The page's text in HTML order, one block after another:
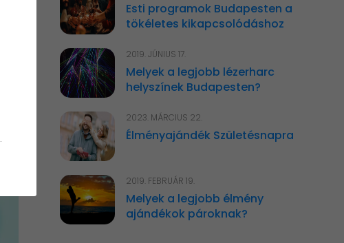
Esti programok Budapesten a
tökéletes kikapcsolódáshoz
2019. JÚNIUS 17.
Melyek a legjobb lézerharc
helyszínek Budapesten?
2023. MÁRCIUS 22.
Élményajándék Születésnapra
2019. FEBRUÁR 19.
Melyek a legjobb élmény
ajándékok pároknak?